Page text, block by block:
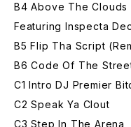
B4 Above The Clouds
Featuring Inspecta
B5 Flip Tha Script
B6 Code Of The
C1 Intro DJ Premier
C2 Speak Ya Clout
C3 Step In The Arena